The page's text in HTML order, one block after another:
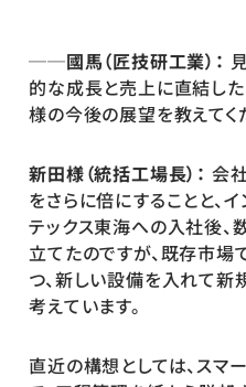
──國馬（匠技研工業）：
的な成長と売上に直結し
様の今後の展望を教えてく
新田様（統括工場長）： 会
をさらに倍にすることと、
テックス東海への入社後、
立てたのですが、既存市場
つ、新しい設備を入れて
考えています。
直近の構想としては、スマ